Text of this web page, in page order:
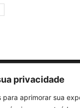
privacidade
para aprimorar sua